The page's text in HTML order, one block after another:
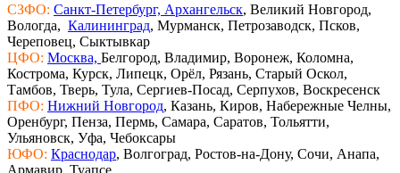
СЗФО: Санкт-Петербург, Архангельск, Великий Новгород,
Вологда, Калининград, Мурманск, Петрозаводск, Псков,
Череповец, Сыктывкар
ЦФО: Москва, Белгород, Владимир, Воронеж, Коломна,
Кострома, Курск, Липецк, Орёл, Рязань, Старый Оскол,
Тамбов, Тверь, Тула, Сергиев-Посад, Серпухов, Воскресенск
ПФО: Нижний Новгород, Казань, Киров, Набережные Челны,
Оренбург, Пенза, Пермь, Самара, Саратов, Тольятти,
Ульяновск, Уфа, Чебоксары
ЮФО: Краснодар, Волгоград, Ростов-на-Дону, Сочи, Анапа,
Армавир, Туапсе